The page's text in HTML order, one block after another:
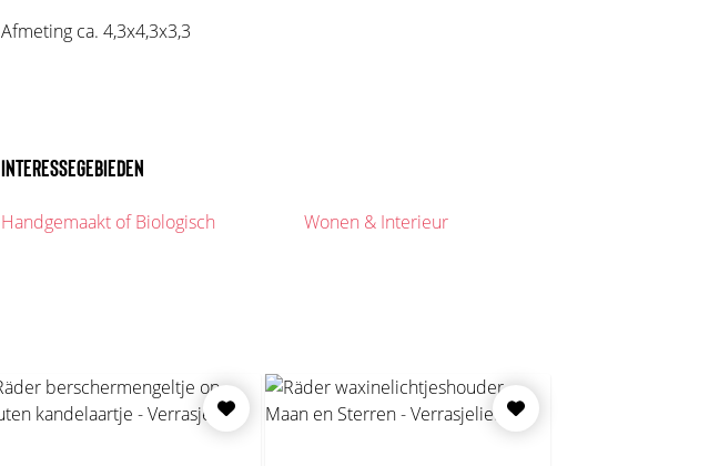
Afmeting ca. 4,3x4,3x3,3
INTERESSEGEBIEDEN
Handgemaakt of Biologisch Wonen & Interieur